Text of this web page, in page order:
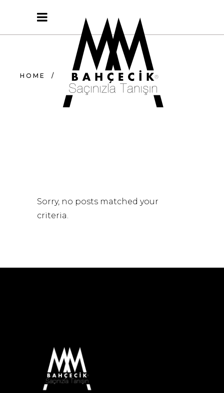
HOME /
Sorry, no posts matched your
criteria.